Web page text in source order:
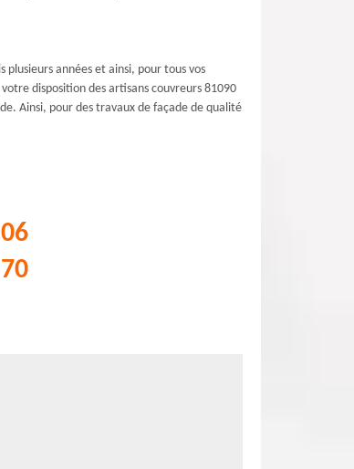
années et ainsi, pour tous vos
disposition des artisans couvreurs 81090
Ainsi, pour des travaux de façade de qualité